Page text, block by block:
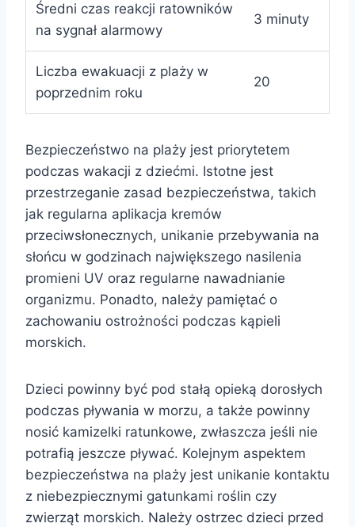
Średni czas reakcji ratowników
na sygnał alarmowy
3 minuty
Liczba ewakuacji z plaży w
poprzednim roku
20
Bezpieczeństwo na plaży jest priorytetem
podczas wakacji z dziećmi. Istotne jest
przestrzeganie zasad bezpieczeństwa, takich
jak regularna aplikacja kremów
przeciwsłonecznych, unikanie przebywania na
słońcu w godzinach największego nasilenia
promieni UV oraz regularne nawadnianie
organizmu. Ponadto, należy pamiętać o
zachowaniu ostrożności podczas kąpieli
morskich.
Dzieci powinny być pod stałą opieką dorosłych
podczas pływania w morzu, a także powinny
nosić kamizelki ratunkowe, zwłaszcza jeśli nie
potrafią jeszcze pływać. Kolejnym aspektem
bezpieczeństwa na plaży jest unikanie kontaktu
z niebezpiecznymi gatunkami roślin czy
zwierząt morskich. Należy ostrzec dzieci przed